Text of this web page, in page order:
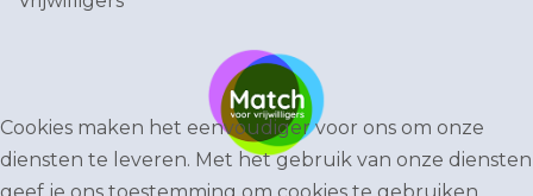
Cookies maken het eenvoudiger voor ons om onze
diensten te leveren. Met het gebruik van onze diensten